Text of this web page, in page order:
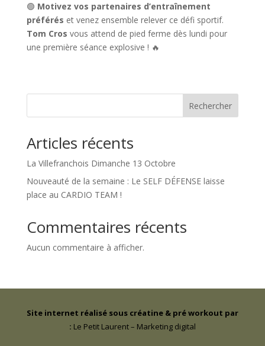
🟢 Motivez vos partenaires d’entraînement
préférés et venez ensemble relever ce défi sportif.
Tom Cros vous attend de pied ferme dès lundi pour
une première séance explosive ! 🔥
Rechercher
Articles récents
La Villefranchois Dimanche 13 Octobre
Nouveauté de la semaine : Le SELF DÉFENSE laisse
place au CARDIO TEAM !
Commentaires récents
Aucun commentaire à afficher.
Site internet réalisé sous créatine & pré workout par
: Le Petit Laurent – Marketing digital